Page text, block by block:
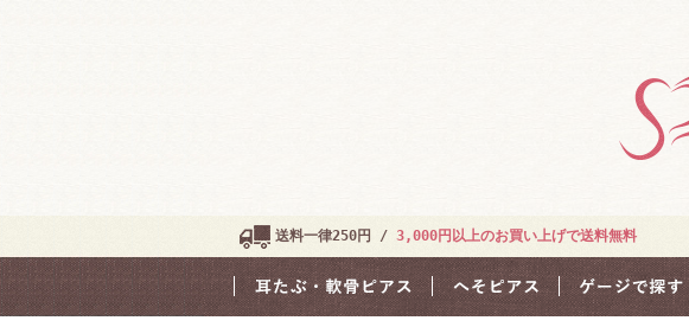
送料一律250円 / 3,000円以上のお買い上げで送料無料